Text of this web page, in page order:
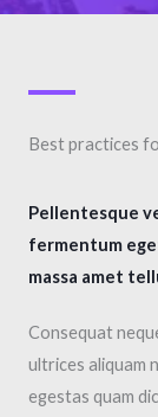
Best practices
Pellentesque
fermentum
massa amet
Consequat
ultrices aliquam
egestas quam